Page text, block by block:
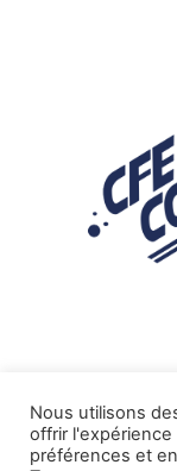
Mentions
Nous utilisons
offrir
préférences et